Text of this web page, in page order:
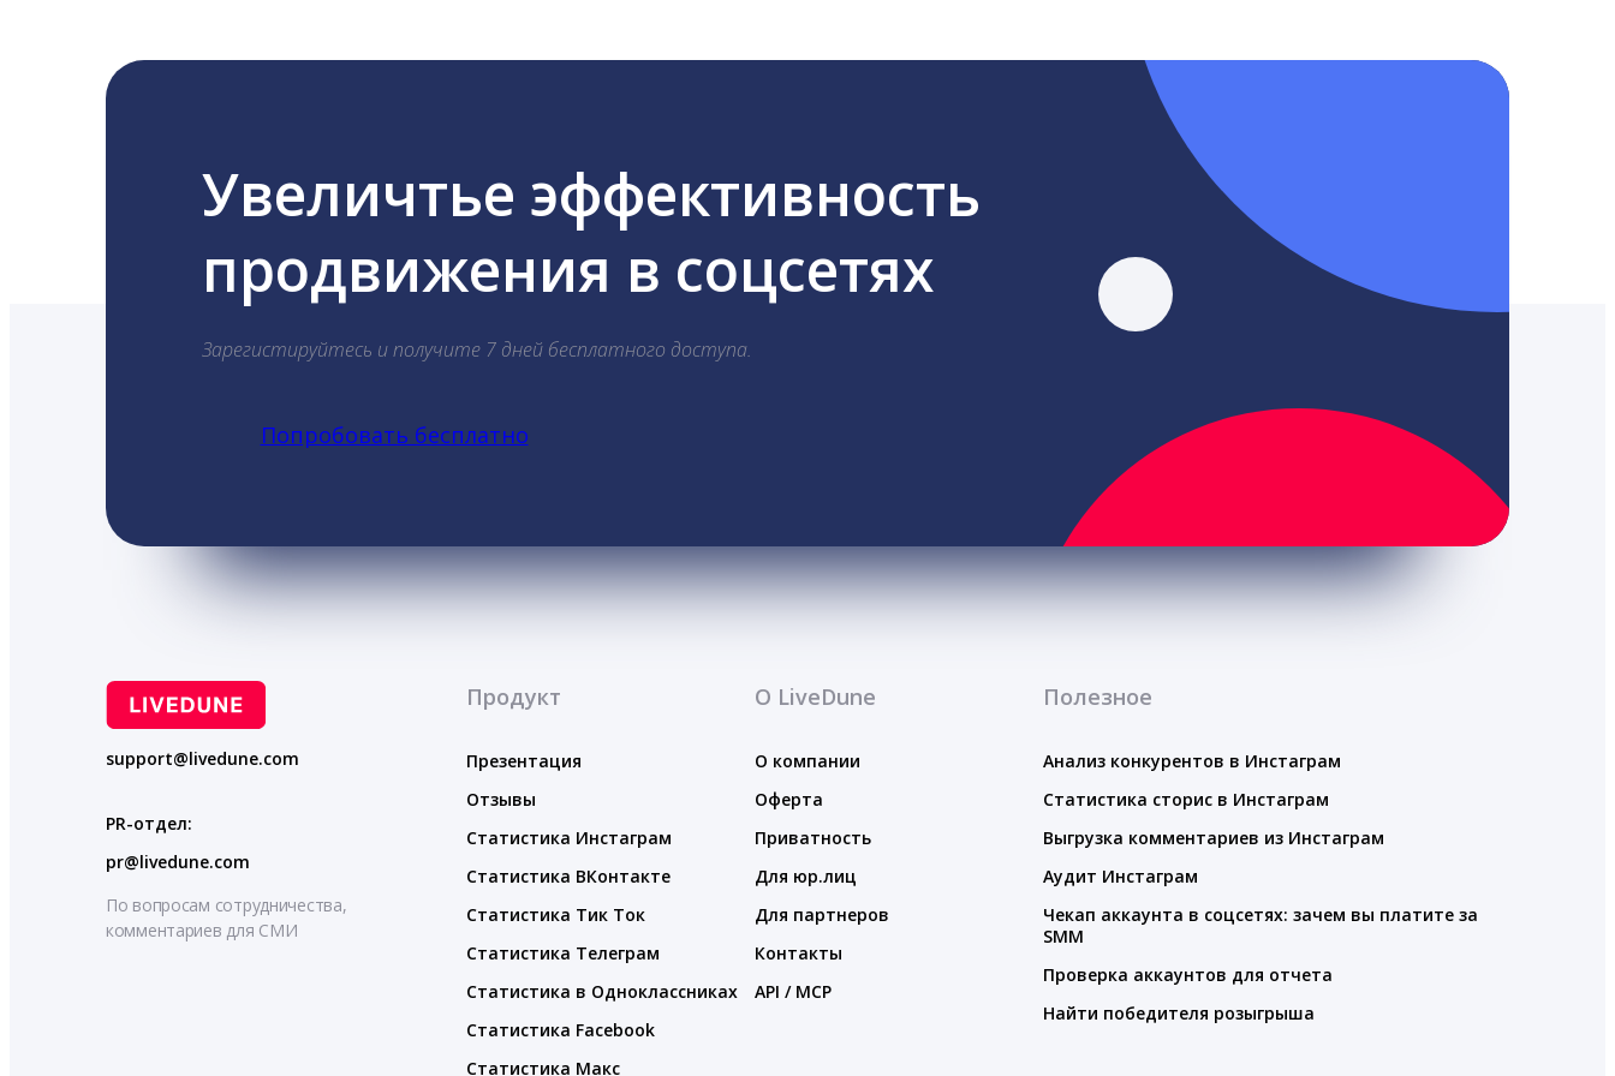
Увеличтье эффективность
продвижения в соцсетях
Зарегистируйтесь и получите 7 дней бесплатного доступа.
Попробовать бесплатно
support@livedune.com
PR-отдел:
pr@livedune.com
По вопросам сотрудничества,
комментариев для СМИ
Продукт
Презентация
Отзывы
Статистика Инстаграм
Статистика ВКонтакте
Статистика Тик Ток
Статистика Телеграм
Статистика в Одноклассниках
Статистика Facebook
Статистика Макс
О LiveDune
О компании
Оферта
Приватность
Для юр.лиц
Для партнеров
Контакты
API / MCP
Полезное
Анализ конкурентов в Инстаграм
Статистика сторис в Инстаграм
Выгрузка комментариев из Инстаграм
Аудит Инстаграм
Чекап аккаунта в соцсетях: зачем вы платите за
SMM
Проверка аккаунтов для отчета
Найти победителя розыгрыша